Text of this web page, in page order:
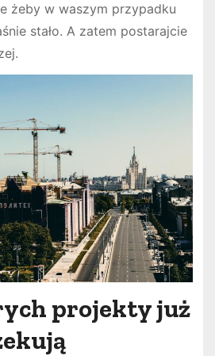
żeby w waszym przypadku
stało. A zatem postarajcie
projekty już